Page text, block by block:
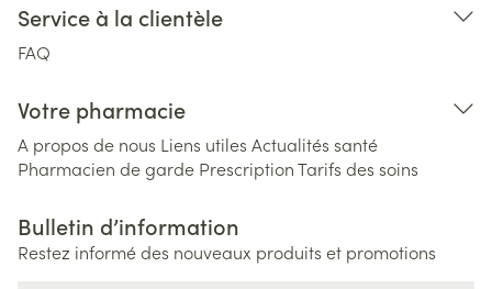
Service à la clientèle
FAQ
Votre pharmacie
A propos de nous Liens utiles Actualités santé
Pharmacien de garde PrescriptionTarifs des soins
Bulletin d’information
Restez informé des nouveaux produits et promotions